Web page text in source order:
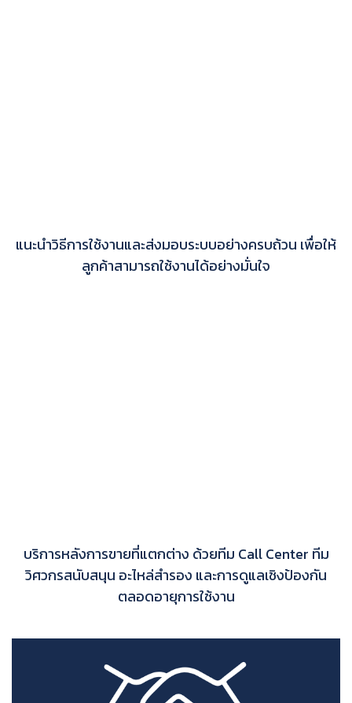
แนะนำวิธีการใช้งานและส่งมอบระบบอย่างครบถ้วน เพื่อให้
ลูกค้าสามารถใช้งานได้อย่างมั่นใจ
บริการหลังการขายที่แตกต่าง ด้วยทีม Call Center ทีม
วิศวกรสนับสนุน อะไหล่สำรอง และการดูแลเชิงป้องกัน
ตลอดอายุการใช้งาน